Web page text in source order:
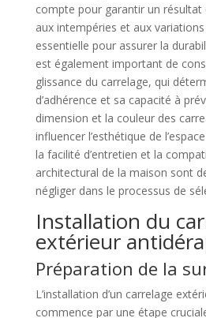
compte pour garantir un résultat
aux intempéries et aux
essentielle pour assurer la
est également important de
glissance du carrelage, qui
d’adhérence et sa capacité à
dimension et la couleur des
influencer l’esthétique de
la facilité d’entretien et la
architectural de la maison sont
négliger dans le processus de
Installation du
extérieur
Préparation de la
L’installation d’un carrelage
commence par une étape